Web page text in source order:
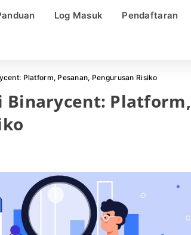
Log Masuk Pendaftaran
Platform, Pesanan, Pengurusan Risiko
Binarycent: Platform,